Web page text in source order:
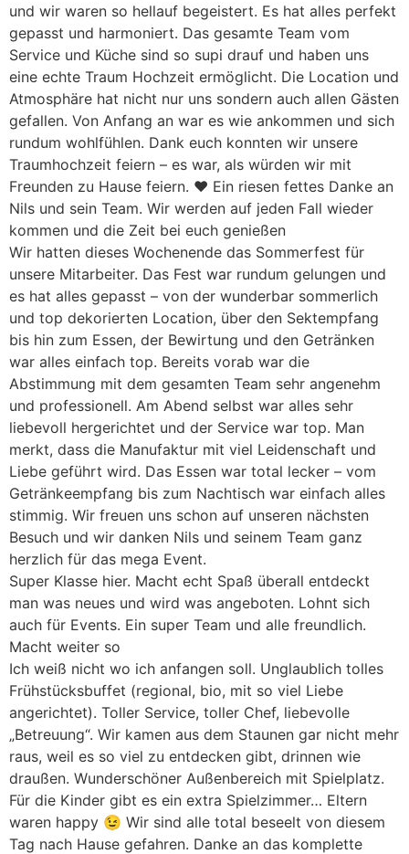
und wir waren so hellauf begeistert. Es hat alles perfekt
gepasst und harmoniert. Das gesamte Team vom
Service und Küche sind so supi drauf und haben uns
eine echte Traum Hochzeit ermöglicht. Die Location und
Atmosphäre hat nicht nur uns sondern auch allen Gästen
gefallen. Von Anfang an war es wie ankommen und sich
rundum wohlfühlen. Dank euch konnten wir unsere
Traumhochzeit feiern – es war, als würden wir mit
Freunden zu Hause feiern. ❤️ Ein riesen fettes Danke an
Nils und sein Team. Wir werden auf jeden Fall wieder
kommen und die Zeit bei euch genießen
Wir hatten dieses Wochenende das Sommerfest für
unsere Mitarbeiter. Das Fest war rundum gelungen und
es hat alles gepasst – von der wunderbar sommerlich
und top dekorierten Location, über den Sektempfang
bis hin zum Essen, der Bewirtung und den Getränken
war alles einfach top. Bereits vorab war die
Abstimmung mit dem gesamten Team sehr angenehm
und professionell. Am Abend selbst war alles sehr
liebevoll hergerichtet und der Service war top. Man
merkt, dass die Manufaktur mit viel Leidenschaft und
Liebe geführt wird. Das Essen war total lecker – vom
Getränkeempfang bis zum Nachtisch war einfach alles
stimmig. Wir freuen uns schon auf unseren nächsten
Besuch und wir danken Nils und seinem Team ganz
herzlich für das mega Event.
Super Klasse hier. Macht echt Spaß überall entdeckt
man was neues und wird was angeboten. Lohnt sich
auch für Events. Ein super Team und alle freundlich.
Macht weiter so
Ich weiß nicht wo ich anfangen soll. Unglaublich tolles
Frühstücksbuffet (regional, bio, mit so viel Liebe
angerichtet). Toller Service, toller Chef, liebevolle
„Betreuung“. Wir kamen aus dem Staunen gar nicht mehr
raus, weil es so viel zu entdecken gibt, drinnen wie
draußen. Wunderschöner Außenbereich mit Spielplatz.
Für die Kinder gibt es ein extra Spielzimmer… Eltern
waren happy 😉 Wir sind alle total beseelt von diesem
Tag nach Hause gefahren. Danke an das komplette